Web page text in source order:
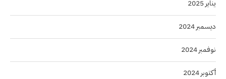
يناير 2025
ديسمبر 2024
نوفمبر 2024
أكتوبر 2024